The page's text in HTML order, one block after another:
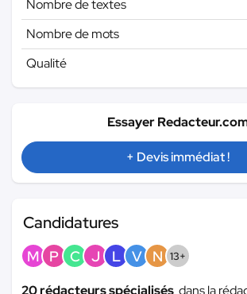
Nombre de textes
Nombre de mots
Qualité
Essayer
+ Devis immédiat !
Candidatures
M P C J L V N 13+
20 rédacteurs spécialisés dans la